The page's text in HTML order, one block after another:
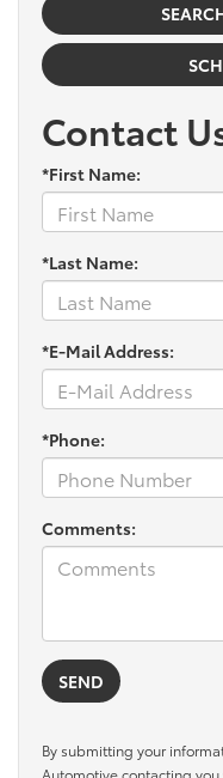
Contact
*First Name:
*Last Name:
*E-Mail Address:
*Phone:
Comments:
By submitting your